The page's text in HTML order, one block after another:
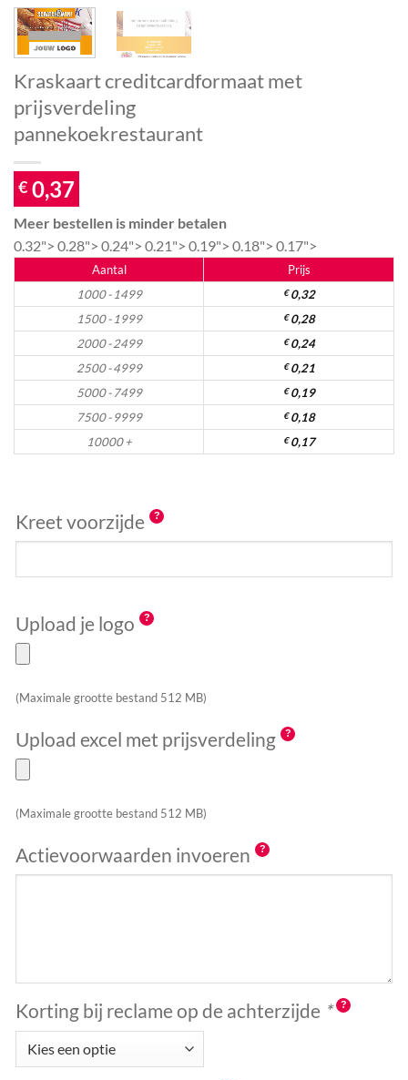
Kraskaart creditcardformaat met
prijsverdeling
pannekoekrestaurant
€ 0,37
Meer bestellen is minder betalen
0.32"> 0.28"> 0.24"> 0.21"> 0.19"> 0.18"> 0.17">
Aantal
Prijs
1000 - 1499
€0,32
1500 - 1999
€0,28
2000 - 2499
€0,24
2500 - 4999
€0,21
5000 - 7499
€0,19
7500 - 9999
€0,18
10000 +
€0,17
Kreet voorzijde
Upload je logo
(Maximale grootte bestand 512 MB)
Upload excel met prijsverdeling
(Maximale grootte bestand 512 MB)
Actievoorwaarden invoeren
Korting bij reclame op de achterzijde *